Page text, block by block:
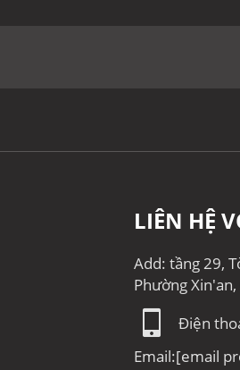
LIÊN HỆ
Add: tầng 29,
Phường
Điện
Email:[email